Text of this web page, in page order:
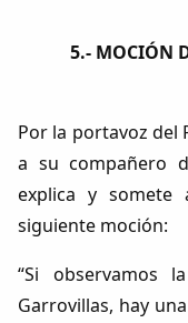
5.- MOCIÓN
Por la portavoz del
a su compañero
explica y somete
siguiente moción:
“Si observamos
Garrovillas, hay